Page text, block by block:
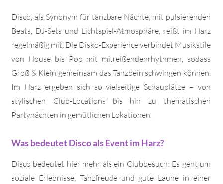
Disco, als Synonym für tanzbare Nächte, mit pulsierenden
Beats, DJ-Sets und Lichtspiel-Atmosphäre, reißt im Harz
regelmäßig mit. Die Disko-Experience verbindet Musikstile
von House bis Pop mit mitreißendenrhythmen, sodass
Groß & Klein gemeinsam das Tanzbein schwingen können.
Im Harz ergeben sich so vielseitige Schauplätze – von
stylischen Club-Locations bis hin zu thematischen
Partynächten in gemütlichen Lokationen.
Was bedeutet Disco als Event im Harz?
Disco bedeutet hier mehr als ein Clubbesuch: Es geht um
soziale Erlebnisse, Tanzfreude und gute Laune in einer